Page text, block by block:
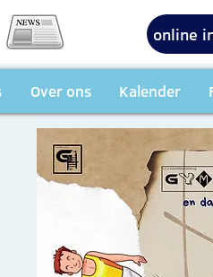
online
Over ons Kalender